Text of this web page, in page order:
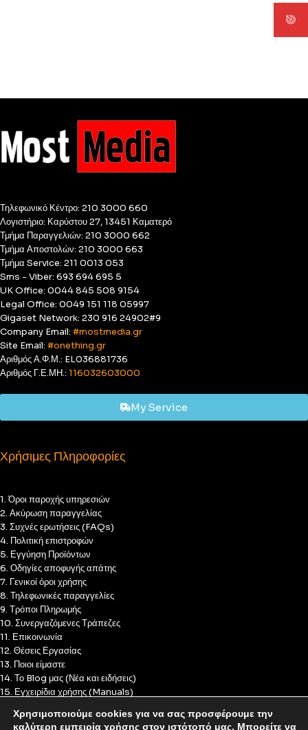
Τηλεφωνικό Κέντρο: 210 3000 660
Λογιστήριο: Καρύστου 27, 13451 Καματερό
Τμήμα Παραγγελιών: 210 3000 662
Τμήμα Αποστολών: 210 3000 663
Τμήμα Service: 211 0013 053
Sms - Viber: 693 694 695 5
UK Office: 0044 845 508 9154
Legal Office: 0049 151 118 05997
Gigaset Network: 230 916 24902#9
Company Email: #mostmedia.gr
Site Email: #onething.gr
Αριθμός Α.Φ.Μ.: EL036881736
Αριθμός Γ.Ε.ΜΗ.: 116032603000
My Service
Χρήσιμες Πληροφορίες
1. Όροι παροχής υπηρεσιών
2. Ακύρωση παραγγελίας
3. Συχνές ερωτήσεις (FAQs)
4. Πολιτική επιστροφών
5. Εγγύηση Προϊόντων
6. Οδηγίες αποφυγής απάτης
7. Γενικοί όροι χρήσης
8. Τηλεφωνικές παραγγελίες
9. Τρόποι Πληρωμής
10. Συνεργαζόμενες Τράπεζες
11. Επικοινωνία
12. Θέσεις Εργασίας
13. Ποιοι είμαστε
14. Το Blog μας (Νέα και ειδήσεις)
15. Εγχειρίδια χρήσης (Manuals)
17. Πολιτική Cookies
Χρησιμοποιούμε cookies για να σας προσφέρουμε την
καλύτερη εμπειρία χρήσης στον ιστότοπό μας. Μπορείτε να